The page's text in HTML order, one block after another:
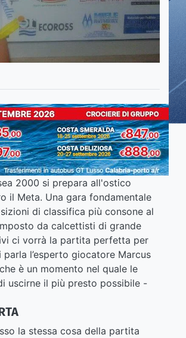
2000 si prepara all'ostico
il Meta. Una gara fondamentale
di classifica più consone al
da calcettisti di grande
ci vorrà la partita perfetta per
l’esperto giocatore Marcus
è un momento nel quale le
uscirne il più presto possibile -
la stessa cosa della partita